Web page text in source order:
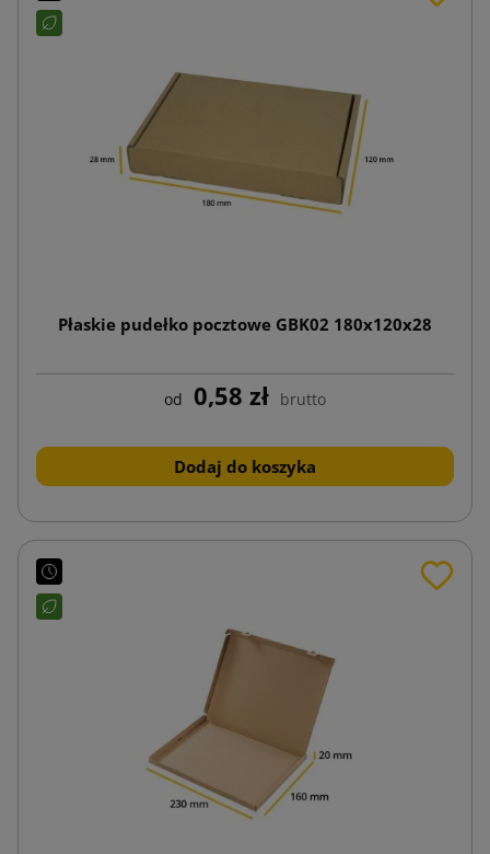
Płaskie pudełko pocztowe GBK02 180x120x28
od 0,58 zł brutto
Dodaj do koszyka